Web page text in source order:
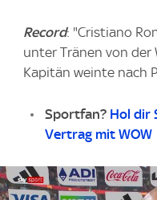
Record: "Cristiano
unter Tränen von
Kapitän weinte nach
Sportfan? Hol dir
Vertrag mit WOW